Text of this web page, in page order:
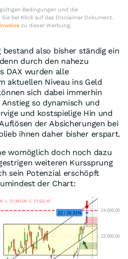
Bedingungen und die
bei Klick auf das Disclaimer Dokument.
zu dieser Werbung.
bestand also bisher ständig ein
durch den nahezu
DAX wurden alle
aktuellen Niveau ins Geld
sich dabei immerhin
so dynamisch und
und kostspielige Hin und
der Absicherungen bei
ihnen daher bisher erspart.
womöglich doch noch dazu
weiteren Kurssprung
sein Potenzial erschöpft
der Chart: